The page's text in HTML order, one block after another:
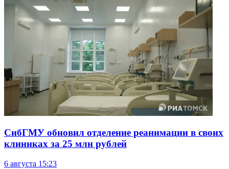
СибГМУ обновил отделение реанимации в своих
клиниках за 25 млн рублей
6 августа 15:23